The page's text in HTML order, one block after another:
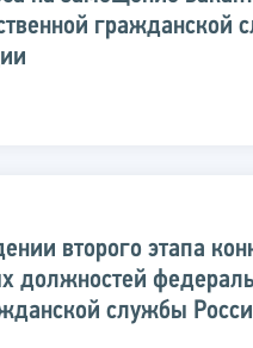
гражданской
второго этапа
должностей
службы